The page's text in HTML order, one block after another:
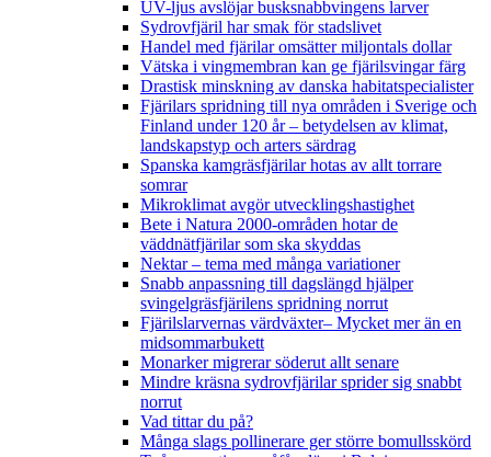
UV-ljus avslöjar busksnabbvingens larver
Sydrovfjäril har smak för stadslivet
Handel med fjärilar omsätter miljontals dollar
Vätska i vingmembran kan ge fjärilsvingar färg
Drastisk minskning av danska habitatspecialister
Fjärilars spridning till nya områden i Sverige och
Finland under 120 år– betydelsen av klimat,
landskapstyp och arters särdrag
Spanska kamgräsfjärilar hotas av allt torrare
somrar
Mikroklimat avgör utvecklingshastighet
Bete i Natura 2000-områden hotar de
väddnätfjärilar som ska skyddas
Nektar – tema med många variationer
Snabb anpassning till dagslängd hjälper
svingelgräsfjärilens spridning norrut
Fjärilslarvernas värdväxter– Mycket mer än en
midsommarbukett
Monarker migrerar söderut allt senare
Mindre kräsna sydrovfjärilar sprider sig snabbt
norrut
Vad tittar du på?
Många slags pollinerare ger större bomullsskörd